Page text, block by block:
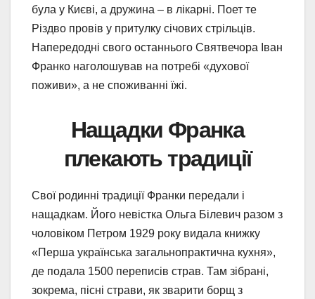
була у Києві, а дружина – в лікарні. Поет те
Різдво провів у притулку січових стрільців.
Напередодні свого останнього Святвечора Іван
Франко наголошував на потребі «духової
поживи», а не споживанні їжі.
Нащадки Франка
плекають традиції
Свої родинні традиції Франки передали і
нащадкам. Його невістка Ольга Білевич разом з
чоловіком Петром 1929 року видала книжку
«Перша українська загальнопрактична кухня»,
де подала 1500 переписів страв. Там зібрані,
зокрема, пісні страви, як зварити борщ з